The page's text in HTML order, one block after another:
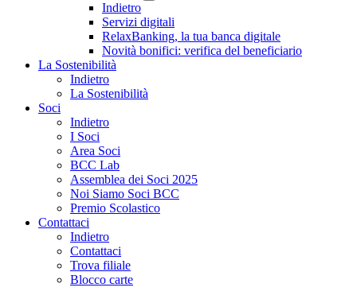
Indietro
Servizi digitali
RelaxBanking, la tua banca digitale
Novità bonifici: verifica del beneficiario
La Sostenibilità
Indietro
La Sostenibilità
Soci
Indietro
I Soci
Area Soci
BCC Lab
Assemblea dei Soci 2025
Noi Siamo Soci BCC
Premio Scolastico
Contattaci
Indietro
Contattaci
Trova filiale
Blocco carte